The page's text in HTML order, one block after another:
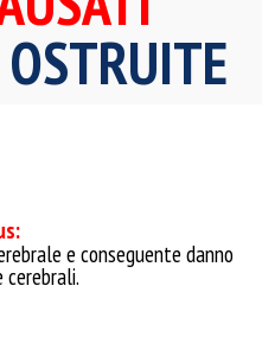
e conseguente danno